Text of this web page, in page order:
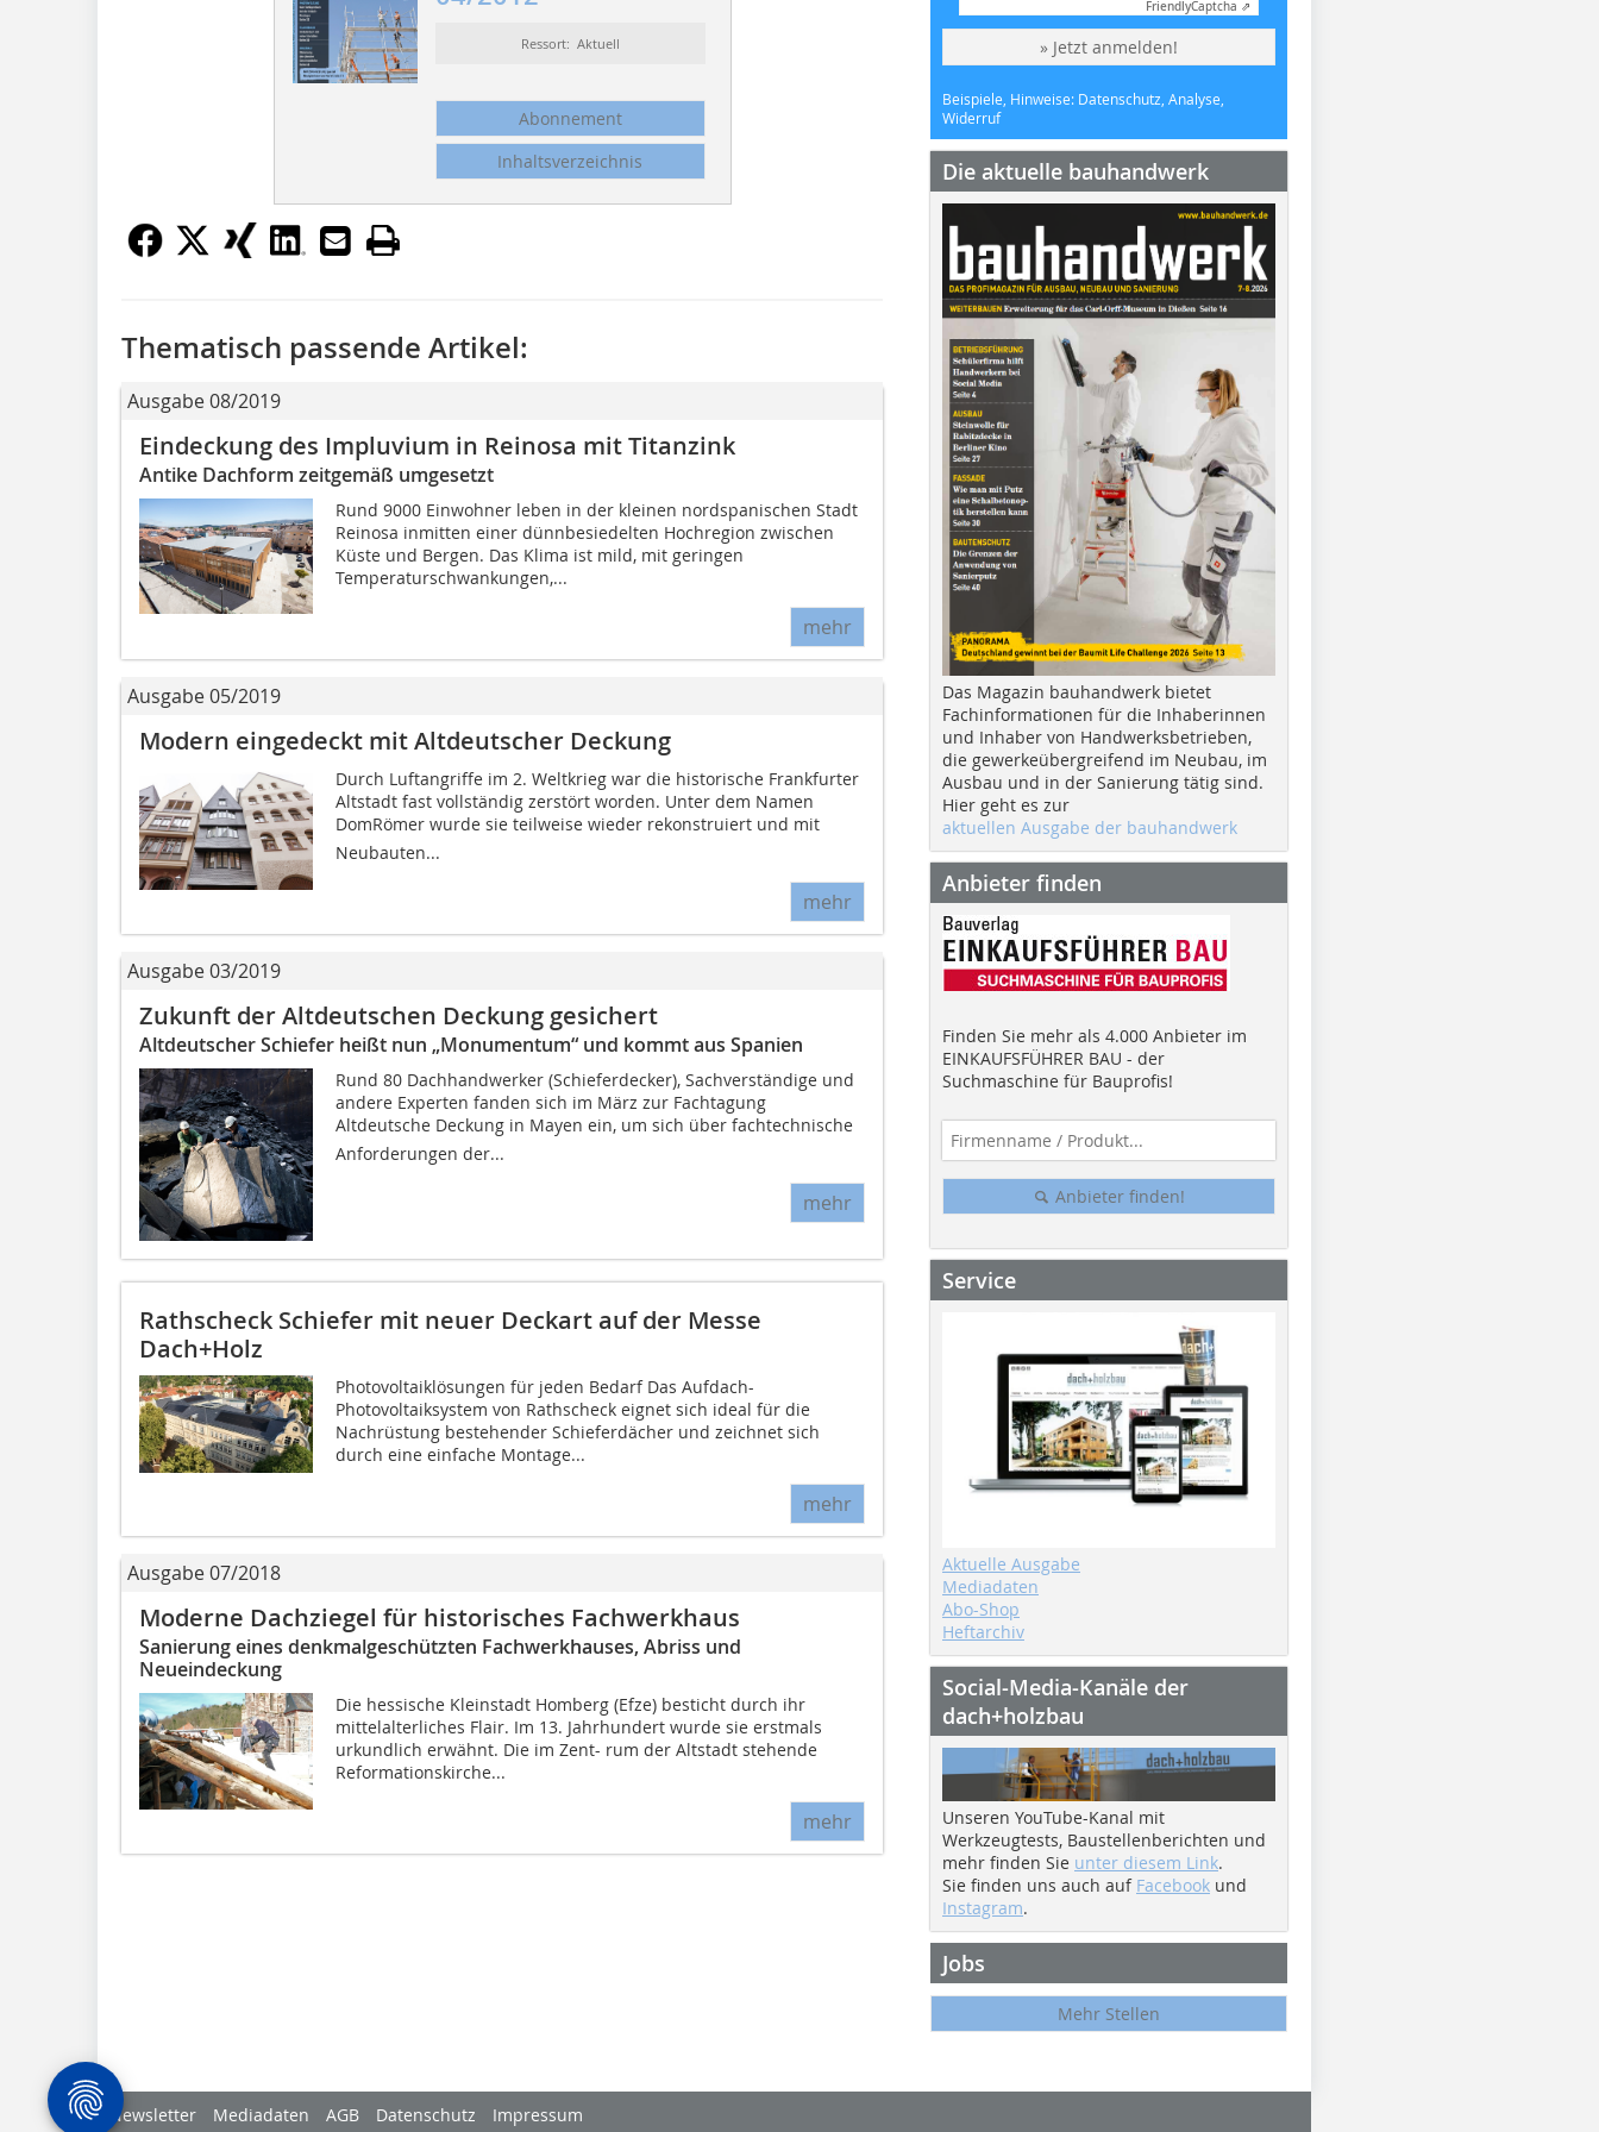
Ressort: Aktuell
Abonnement
Inhaltsverzeichnis
Thematisch passende Artikel:
Ausgabe 08/2019
Eindeckung des Impluvium in Reinosa mit Titanzink
Antike Dachform zeitgemäß umgesetzt
Rund 9000 Einwohner leben in der kleinen nordspanischen Stadt
Reinosa inmitten einer dünnbesiedelten Hochregion zwischen
Küste und Bergen. Das Klima ist mild, mit geringen
Temperaturschwankungen,...
mehr
Ausgabe 05/2019
Modern eingedeckt mit Altdeutscher Deckung
Durch Luftangriffe im 2. Weltkrieg war die historische Frankfurter
Altstadt fast vollständig zerstört worden. Unter dem Namen
DomRömer wurde sie teilweise wieder rekonstruiert und mit
Neubauten...
mehr
Ausgabe 03/2019
Zukunft der Altdeutschen Deckung gesichert
Altdeutscher Schiefer heißt nun „Monumentum“ und kommt aus Spanien
Rund 80 Dachhandwerker (Schieferdecker), Sachverständige und
andere Experten fanden sich im März zur Fachtagung
Altdeutsche Deckung in Mayen ein, um sich über fachtechnische
Anforderungen der...
mehr
Rathscheck Schiefer mit neuer Deckart auf der Messe
Dach+Holz
Photovoltaiklösungen für jeden Bedarf Das Aufdach-
Photovoltaiksystem von Rathscheck eignet sich ideal für die
Nachrüstung bestehender Schieferdächer und zeichnet sich
durch eine einfache Montage...
mehr
Ausgabe 07/2018
Moderne Dachziegel für historisches Fachwerkhaus
Sanierung eines denkmalgeschützten Fachwerkhauses, Abriss und
Neueindeckung
Die hessische Kleinstadt Homberg (Efze) besticht durch ihr
mittelalterliches Flair. Im 13. Jahrhundert wurde sie erstmals
urkundlich erwähnt. Die im Zent- rum der Altstadt stehende
Reformationskirche...
mehr
FriendlyCaptcha ⇗
» Jetzt anmelden!
Beispiele, Hinweise: Datenschutz, Analyse,
Widerruf
Die aktuelle bauhandwerk
Das Magazin bauhandwerk bietet
Fachinformationen für die Inhaberinnen
und Inhaber von Handwerksbetrieben,
die gewerkeübergreifend im Neubau, im
Ausbau und in der Sanierung tätig sind.
Hier geht es zur
aktuellen Ausgabe der bauhandwerk
Anbieter finden
Finden Sie mehr als 4.000 Anbieter im
EINKAUFSFÜHRER BAU - der
Suchmaschine für Bauprofis!
Anbieter finden!
Service
Aktuelle Ausgabe
Mediadaten
Abo-Shop
Heftarchiv
Social-Media-Kanäle der
dach+holzbau
Unseren YouTube-Kanal mit
Werkzeugtests, Baustellenberichten und
mehr finden Sie unter diesem Link.
Sie finden uns auch auf Facebook und
Instagram.
Jobs
Mehr Stellen
Newsletter Mediadaten AGB Datenschutz Impressum